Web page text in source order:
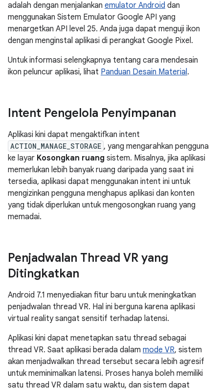
adalah dengan menjalankan emulator Android dan
menggunakan Sistem Emulator Google API yang
menargetkan API level 25. Anda juga dapat menguji ikon
dengan menginstal aplikasi di perangkat Google Pixel.
Untuk informasi selengkapnya tentang cara mendesain
ikon peluncur aplikasi, lihat Panduan Desain Material.
Intent Pengelola Penyimpanan
Aplikasi kini dapat mengaktifkan intent
ACTION_MANAGE_STORAGE , yang mengarahkan pengguna
ke layar Kosongkan ruang sistem. Misalnya, jika aplikasi
memerlukan lebih banyak ruang daripada yang saat ini
tersedia, aplikasi dapat menggunakan intent ini untuk
mengizinkan pengguna menghapus aplikasi dan konten
yang tidak diperlukan untuk mengosongkan ruang yang
memadai.
Penjadwalan Thread VR yang
Ditingkatkan
Android 7.1 menyediakan fitur baru untuk meningkatkan
penjadwalan thread VR. Hal ini berguna karena aplikasi
virtual reality sangat sensitif terhadap latensi.
Aplikasi kini dapat menetapkan satu thread sebagai
thread VR. Saat aplikasi berada dalam mode VR, sistem
akan menjadwalkan thread tersebut secara lebih agresif
untuk meminimalkan latensi. Proses hanya boleh memiliki
satu thread VR dalam satu waktu, dan sistem dapat